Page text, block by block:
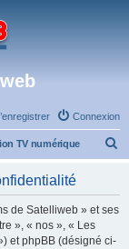
Connexion
TV numérique
de Satelliweb » et ses
», « nos », « Les
et phpBB (désigné ci-